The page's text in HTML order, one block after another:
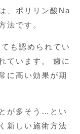
、ポリリン酸Na
法です。
も認められてい
ています。 歯に
に高い効果が期
が多そう…とい
新しい施術方法